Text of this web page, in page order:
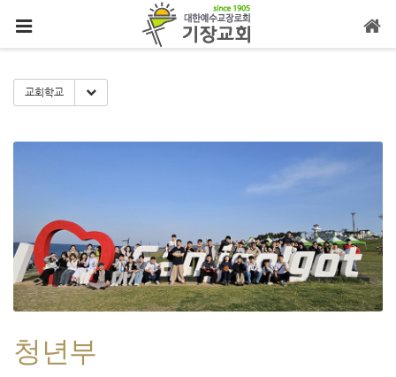
교회학교 Toggle Dropdown
청년부